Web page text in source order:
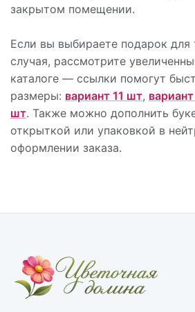
закрытом помещении.
Если вы выбираете подарок для
случая, рассмотрите
каталоге — ссылки помогут
размеры: вариант 11 шт,
шт. Также можно дополнить
открыткой или упаковкой в
оформлении заказа.